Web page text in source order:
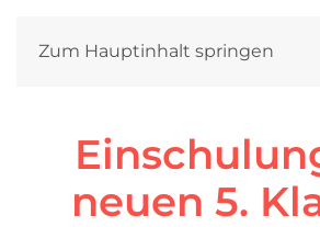
Zum Hauptinhalt springen
neuen 5.